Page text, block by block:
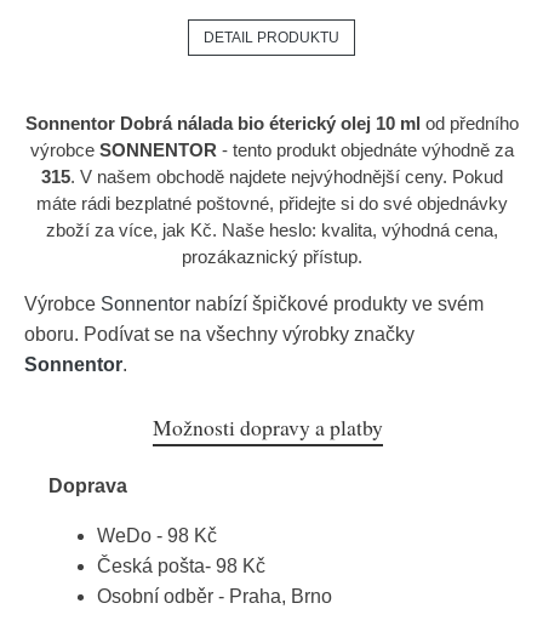
DETAIL PRODUKTU
Sonnentor Dobrá nálada bio éterický olej 10 ml od předního
výrobceSONNENTOR - tento produkt objednáte výhodně za
315. V našem obchodě najdete nejvýhodnější ceny. Pokud
máte rádi bezplatné poštovné, přidejte si do své objednávky
zboží za více, jak Kč. Naše heslo: kvalita, výhodná cena,
prozákaznický přístup.
Výrobce Sonnentor nabízí špičkové produkty ve svém
oboru. Podívat se na všechny výrobky značky
Sonnentor.
Možnosti dopravy a platby
Doprava
WeDo - 98 Kč
Česká pošta- 98 Kč
Osobní odběr - Praha, Brno